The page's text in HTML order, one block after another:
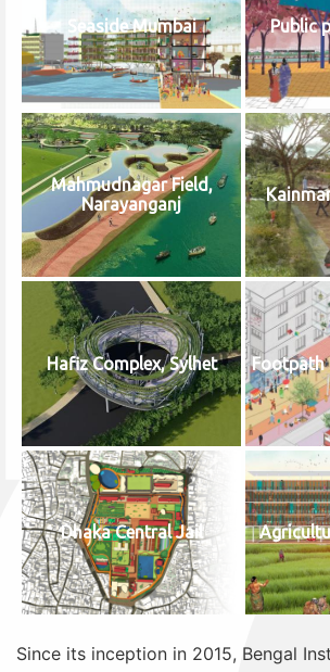
Seaside Mumbai Public
Mahmudnagar Field,
Narayanganj
Hafiz Complex, Sylhet Footpath
Dhaka Central Jail
Since its inception in 2015, Bengal